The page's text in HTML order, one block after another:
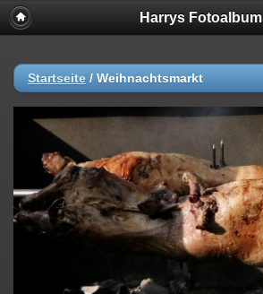
Harrys Fotoalbum
Startseite / Weihnachtsmarkt